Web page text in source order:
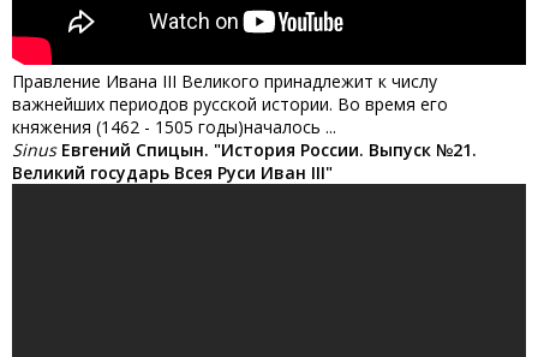
Правление Ивана III Великого принадлежит к числу
важнейших периодов русской истории. Во время его
княжения (1462 - 1505 годы)началось ...
Sinus Евгений Спицын. "История России. Выпуск №21.
Великий государь Всея Руси Иван III"